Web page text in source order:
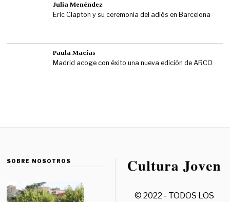
Julia Menéndez
Eric Clapton y su ceremonia del adiós en Barcelona
Paula Macías
Madrid acoge con éxito una nueva edición de ARCO
SOBRE NOSOTROS
© 2022 - TODOS LOS